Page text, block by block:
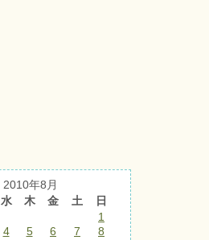
2010年8月
水 木 金 土
日
1
4 5 6 7
8